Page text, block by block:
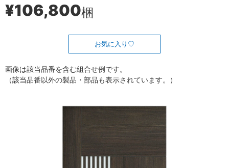
¥106,800梱
お気に入り
画像は該当品番を含む組合せ例です。
（該当品番以外の製品・部品も表示されています。）